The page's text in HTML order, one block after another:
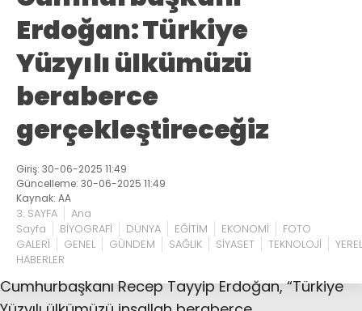
Erdoğan: Türkiye
Yüzyılı ülkümüzü
beraberce
gerçekleştireceğiz
Giriş: 30-06-2025 11:49
Güncelleme: 30-06-2025 11:49
Kaynak: AA
3. SAYFA
Ana
Sayfa
BİYOGRAFİ DÜNYA EĞİTİM EKONOMİ
FOTO
GALERİ
GENEL GÜNDEM SAĞLIK SİYASET TEKNOLOJİ
YEREL
HABERLER
Cumhurbaşkanı Recep Tayyip Erdoğan, “Türkiye